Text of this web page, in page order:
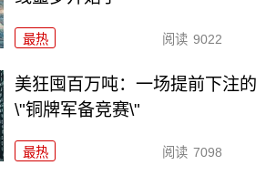
最热 阅读 9022
美狂囤百万吨：一场提前下注的
\"铜牌军备竞赛\"
最热 阅读 7098